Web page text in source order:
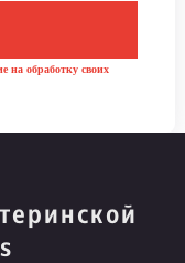
на обработку своих